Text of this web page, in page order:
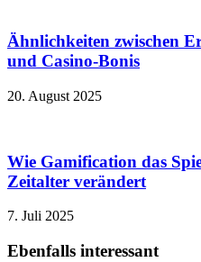
Ähnlichkeiten zwischen
und Casino‑Bonis
20. August 2025
Wie Gamification das
Zeitalter verändert
7. Juli 2025
Ebenfalls interessant